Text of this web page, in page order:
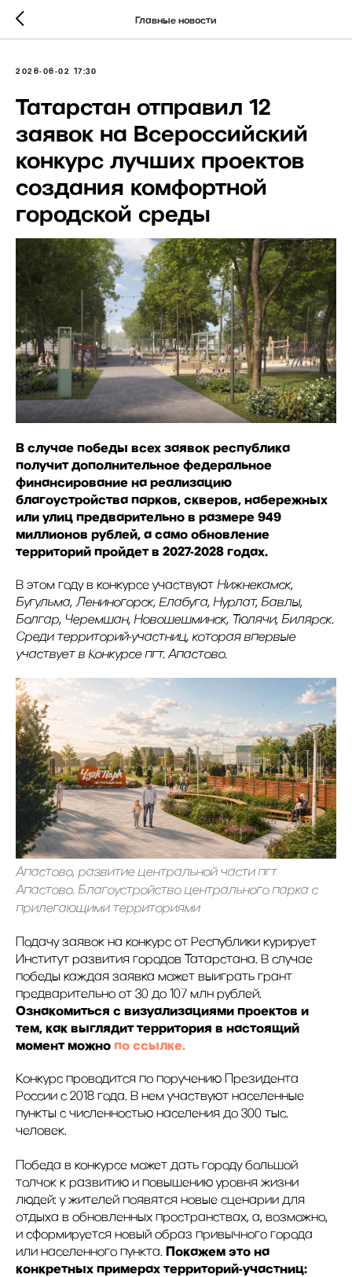
Главные новости
2026-06-02 17:30
Татарстан отправил 12
заявок на Всероссийский
конкурс лучших проектов
создания комфортной
городской среды
В случае победы всех заявок республика
получит дополнительное федеральное
финансирование на реализацию
благоустройства парков, скверов, набережных
или улиц предварительно в размере 949
миллионов рублей, а само обновление
территорий пройдет в 2027-2028 годах.
В этом году в конкурсе участвуют Нижнекамск,
Бугульма, Лениногорск, Елабуга, Нурлат, Бавлы,
Болгар, Черемшан, Новошешминск, Тюлячи, Билярск.
Среди территорий-участниц, которая впервые
участвует в Конкурсе пгт. Апастово.
Апастово, развитие центральной части пгт
Апастово. Благоустройство центрального парка с
прилегающими территориями
Подачу заявок на конкурс от Республики курирует
Институт развития городов Татарстана. В случае
победы каждая заявка может выиграть грант
предварительно от 30 до 107 млн рублей.
Ознакомиться с визуализациями проектов и
тем, как выглядит территория в настоящий
момент можно по ссылке.
Конкурс проводится по поручению Президента
России с 2018 года. В нем участвуют населенные
пункты с численностью населения до 300 тыс.
человек.
Победа в конкурсе может дать городу большой
толчок к развитию и повышению уровня жизни
людей: у жителей появятся новые сценарии для
отдыха в обновленных пространствах, а, возможно,
и сформируется новый образ привычного города
или населенного пункта. Покажем это на
конкретных примерах территорий-участниц: